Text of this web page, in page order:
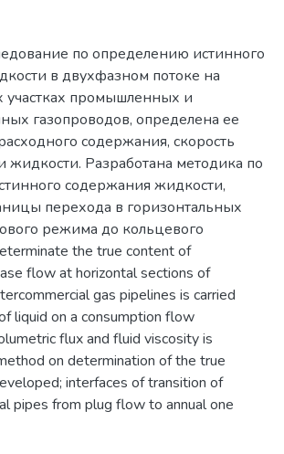
по определению истинного
в двухфазном потоке на
участках промышленных и
газопроводов, определена ее
содержания, скорость
жидкости. Разработана методика по
содержания жидкости,
перехода в горизонтальных
режима до кольцевого
the true content of
flow at horizontal sections of
gas pipelines is carried
liquid on a consumption flow
flux and fluid viscosity is
on determination of the true
interfaces of transition of
pipes from plug flow to annual one